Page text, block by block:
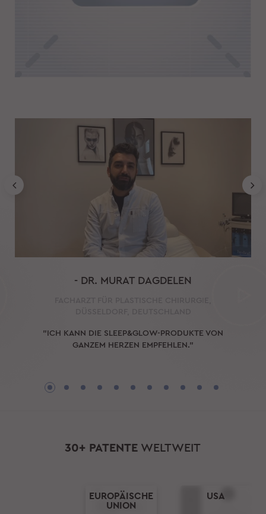
- DR. MURAT DAGDELEN
"ICH KANN DIE SLEEP&GLOW-PRODUKTE VON
GANZEM HERZEN EMPFEHLEN."
30+ PATENTE WELTWEIT
EUROPÄISCHE
UNION
USA